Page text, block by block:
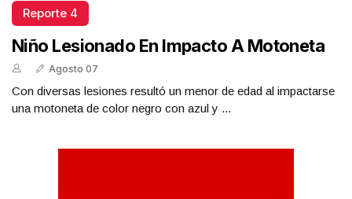
Reporte 4
Niño Lesionado En Impacto A Motoneta
Agosto 07
Con diversas lesiones resultó un menor de edad al impactarse
una motoneta de color negro con azul y ...